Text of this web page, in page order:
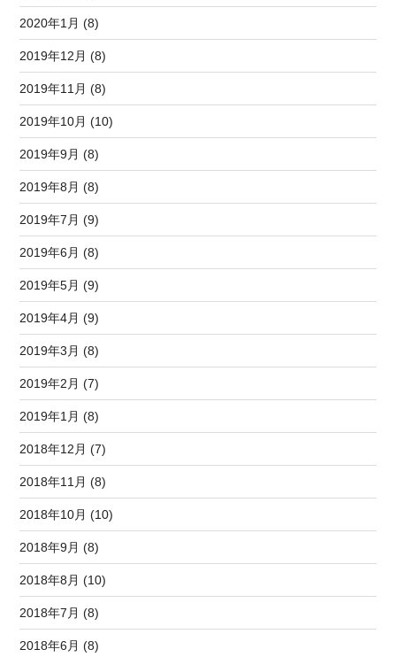
2020年1月 (8)
2019年12月 (8)
2019年11月 (8)
2019年10月 (10)
2019年9月 (8)
2019年8月 (8)
2019年7月 (9)
2019年6月 (8)
2019年5月 (9)
2019年4月 (9)
2019年3月 (8)
2019年2月 (7)
2019年1月 (8)
2018年12月 (7)
2018年11月 (8)
2018年10月 (10)
2018年9月 (8)
2018年8月 (10)
2018年7月 (8)
2018年6月 (8)